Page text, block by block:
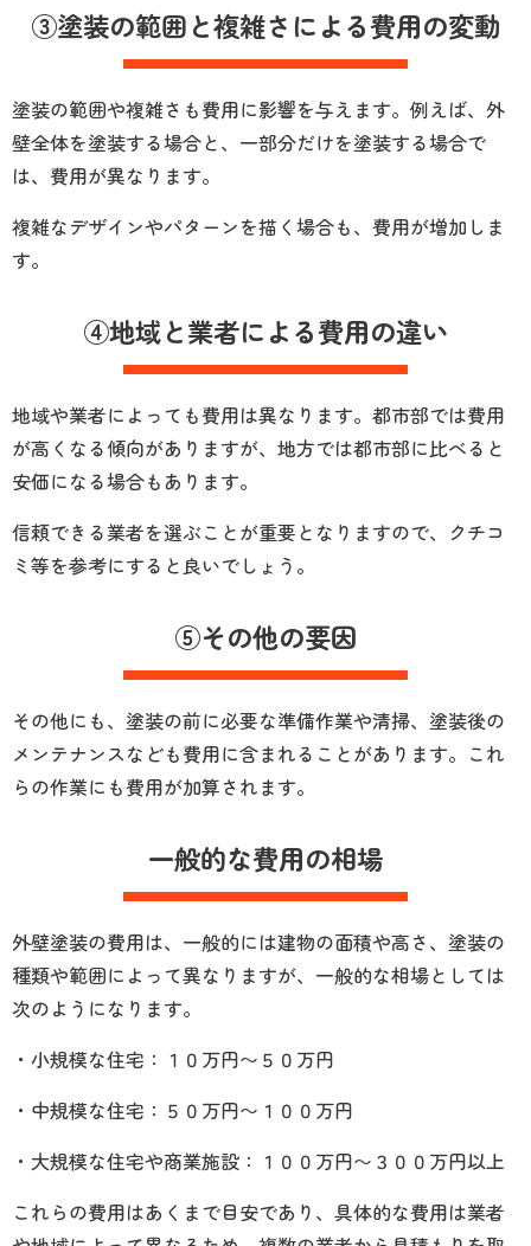
③塗装の範囲と複雑さによる費用の変動
塗装の範囲や複雑さも費用に影響を与えます。例えば、外
壁全体を塗装する場合と、一部分だけを塗装する場合で
は、費用が異なります。
複雑なデザインやパターンを描く場合も、費用が増加しま
す。
④地域と業者による費用の違い
地域や業者によっても費用は異なります。都市部では費用
が高くなる傾向がありますが、地方では都市部に比べると
安価になる場合もあります。
信頼できる業者を選ぶことが重要となりますので、クチコ
ミ等を参考にすると良いでしょう。
⑤その他の要因
その他にも、塗装の前に必要な準備作業や清掃、塗装後の
メンテナンスなども費用に含まれることがあります。これ
らの作業にも費用が加算されます。
一般的な費用の相場
外壁塗装の費用は、一般的には建物の面積や高さ、塗装の
種類や範囲によって異なりますが、一般的な相場としては
次のようになります。
・小規模な住宅：１０万円〜５０万円
・中規模な住宅：５０万円〜１００万円
・大規模な住宅や商業施設：１００万円〜３００万円以上
これらの費用はあくまで目安であり、具体的な費用は業者